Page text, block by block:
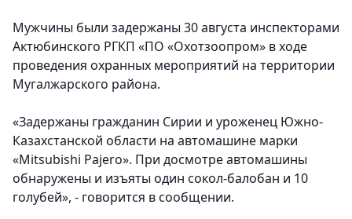
Мужчины были задержаны 30 августа инспекторами
Актюбинского РГКП «ПО «Охотзоопром» в ходе
проведения охранных мероприятий на территории
Мугалжарского района.
«Задержаны гражданин Сирии и уроженец Южно-
Казахстанской области на автомашине марки
«Mitsubishi Pajero». При досмотре автомашины
обнаружены и изъяты один сокол-балобан и 10
голубей», - говорится в сообщении.